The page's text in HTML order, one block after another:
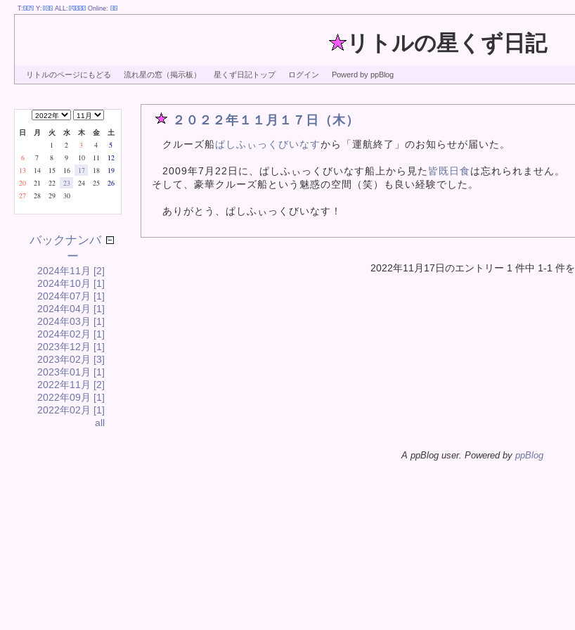
リトルの星くず日記
リトルのページにもどる 流れ星の窓（掲示板） 星くず日記トップ ログイン Powerd by ppBlog
２０２２年１１月１７日（木）
クルーズ船ぱしふぃっくびいなすから「運航終了」のお知らせが届いた。
2009年7月22日に、ぱしふぃっくびいなす船上から見た 皆既日食は忘れられません。
そして、豪華クルーズ船という魅惑の空間（笑）も良い経験でした。
ありがとう、ぱしふぃっくびいなす！
2022年11月17日のエントリー 1 件中 1-1 件を
T: Y: ALL: Online:
日 月 火 水 木 金 土
1 2 3 4
5
6
7 8 9 10 11
12
13
14 15 16 17 18
19
20
21 22 23 24 25
26
27
28 29 30
バックナンバ
ー
2024年11月 [2]
2024年10月 [1]
2024年07月 [1]
2024年04月 [1]
2024年03月 [1]
2024年02月 [1]
2023年12月 [1]
2023年02月 [3]
2023年01月 [1]
2022年11月 [2]
2022年09月 [1]
2022年02月 [1]
all
A ppBlog user. Powered by ppBlog